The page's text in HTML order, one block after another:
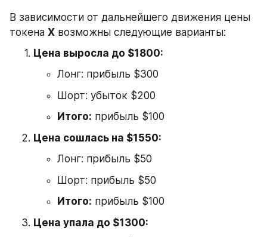
В зависимости от дальнейшего движения цены
токена X возможны следующие варианты:
Цена выросла до $1800:
Лонг: прибыль $300
Шорт: убыток $200
Итого: прибыль $100
Цена сошлась на $1550:
Лонг: прибыль $50
Шорт: прибыль $50
Итого: прибыль $100
Цена упала до $1300: